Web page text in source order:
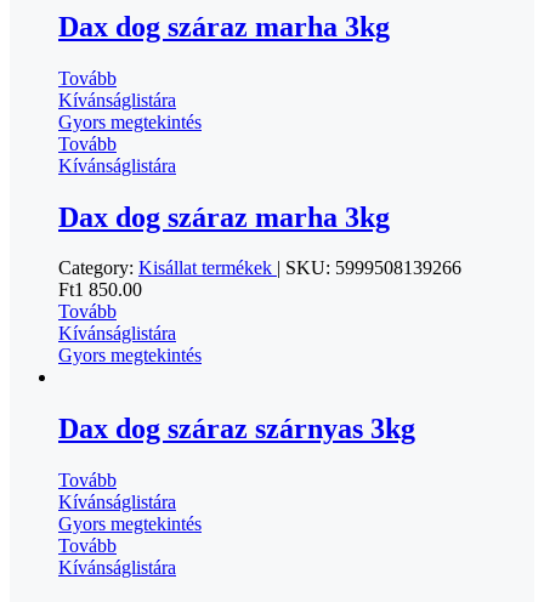
Dax dog száraz marha 3kg
Tovább
Kívánságlistára
Gyors megtekintés
Tovább
Kívánságlistára
Dax dog száraz marha 3kg
Category: Kisállat termékek | SKU: 5999508139266
Ft1 850.00
Tovább
Kívánságlistára
Gyors megtekintés
Dax dog száraz szárnyas 3kg
Tovább
Kívánságlistára
Gyors megtekintés
Tovább
Kívánságlistára